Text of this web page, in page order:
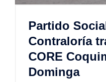
Partido
Contraloría
CORE
Dominga